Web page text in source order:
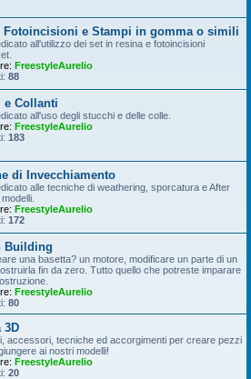
Fotoincisioni e Stampi in gomma o simili
all'utilizzo dei set in resina e fotoincisioni
FreestyleAurelio
88
e Collanti
all'uso degli stucchi e delle colle.
FreestyleAurelio
183
di Invecchiamento
alle tecniche di weathering, sporcatura e After
FreestyleAurelio
172
Building
una basetta? un motore, modificare un parte di un
fin da zero. Tutto quello che potreste imparare
FreestyleAurelio
80
3D
accessori, tecniche ed accorgimenti per creare pezzi
ai nostri modelli!
FreestyleAurelio
20